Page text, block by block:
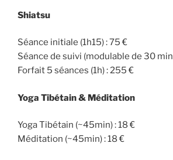
Shiatsu
Séance initiale (1h15) : 75 €
Séance de suivi (modulable de 30 min
Forfait 5 séances (1h) : 255 €
Yoga Tibétain & Méditation
Yoga Tibétain (~45min) : 18 €
Méditation (~45min) : 18 €